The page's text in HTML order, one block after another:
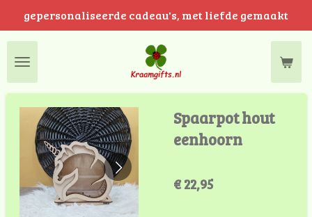
naar
hoofdinhoud
gepersonaliseerde cadeau's, met liefde gemaakt
Spaarpot hout
eenhoorn
€ 22,95